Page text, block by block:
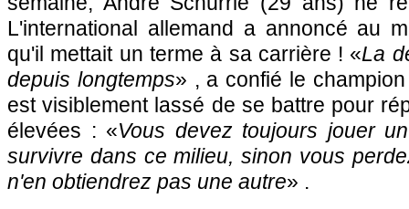
L'international allemand a annoncé au
qu'il mettait un terme à sa carrière ! «La
depuis longtemps» , a confié le
est visiblement lassé de se battre pour
élevées : «Vous devez toujours jouer
survivre dans ce milieu, sinon vous
n'en obtiendrez pas une autre» .